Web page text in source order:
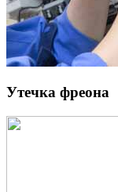
Утечка фреона